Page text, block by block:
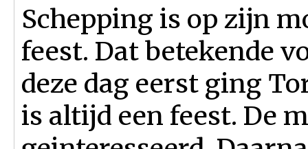
Schepping is op zijn
feest. Dat betekende
deze dag eerst ging
is altijd een feest. De